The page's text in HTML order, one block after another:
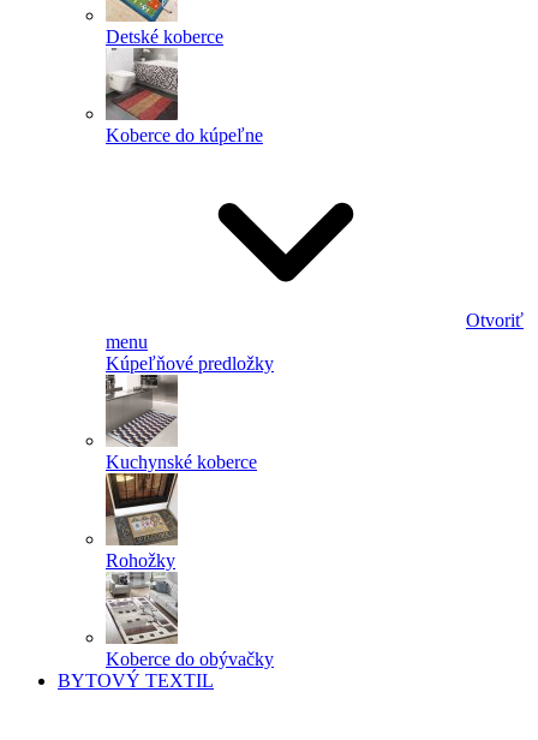
Detské koberce
Koberce do kúpeľne
Otvoriť
menu
Kúpeľňové predložky
Kuchynské koberce
Rohožky
Koberce do obývačky
BYTOVÝ TEXTIL